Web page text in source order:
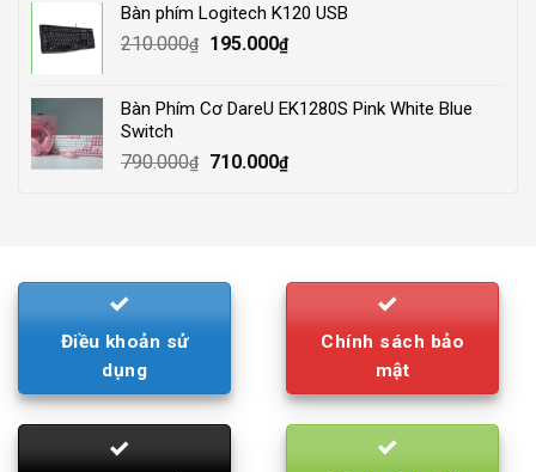
4.000.000₫.3.500.000₫.
Bàn phím Logitech K120 USB
210.000₫
Original
210.000₫.
195.000₫Current
195.000₫.
Bàn Phím Cơ DareU EK1280S Pink White Blue
Switch
790.000₫
Original
710.000₫Current
Điều khoản sử
dụng
Chính sách bảo
mật